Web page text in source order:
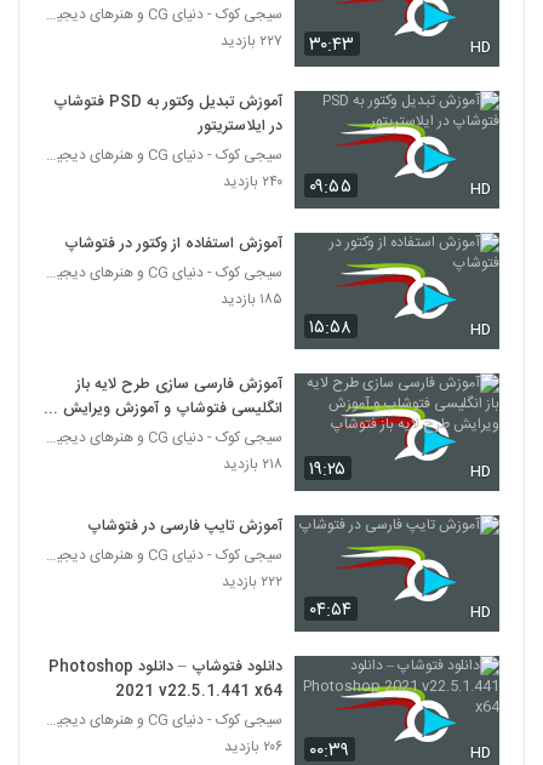
۳۰:۴۳ HD
سیجی کوک - دنیای CG و هنرهای دیجیتال
۲۲۷ بازدید
۰۹:۵۵ HD
آموزش تبدیل وکتور به PSD فتوشاپ
در ایلاستریتور
سیجی کوک - دنیای CG و هنرهای دیجیتال
۲۴۰ بازدید
۱۵:۵۸ HD
آموزش استفاده از وکتور در فتوشاپ
سیجی کوک - دنیای CG و هنرهای دیجیتال
۱۸۵ بازدید
۱۹:۲۵ HD
آموزش فارسی سازی طرح لایه باز
انگلیسی فتوشاپ و آموزش ویرایش
طرح لایه باز فتوشاپ
سیجی کوک - دنیای CG و هنرهای دیجیتال
۲۱۸ بازدید
۰۴:۵۴ HD
آموزش تایپ فارسی در فتوشاپ
سیجی کوک - دنیای CG و هنرهای دیجیتال
۲۲۲ بازدید
۰۰:۳۹ HD
دانلود فتوشاپ – دانلود Photoshop
2021 v22.5.1.441 x64
سیجی کوک - دنیای CG و هنرهای دیجیتال
۲۰۶ بازدید